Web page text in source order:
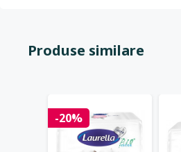
Produse similare
-20%